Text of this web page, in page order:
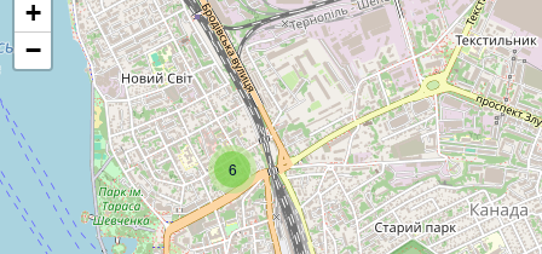
Тернополі.
6
+
−